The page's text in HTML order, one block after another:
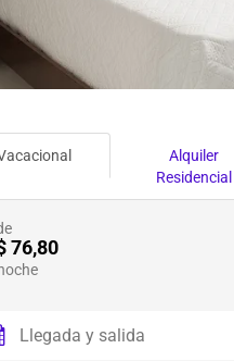
Alquiler
Residencial
76,80